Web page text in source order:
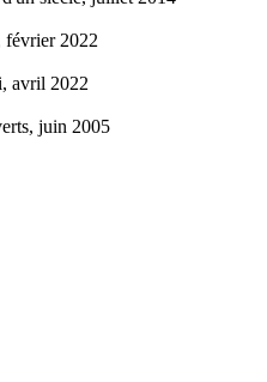
février 2022
avril 2022
juin 2005